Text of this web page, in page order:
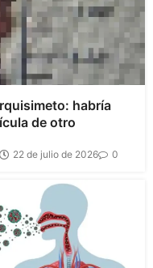
habría
de otro
22 de julio de 2026 0